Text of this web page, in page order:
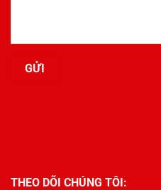
THEO DÕI CHÚNG TÔI: